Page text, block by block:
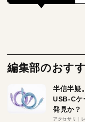
編集部のおす
半信半疑
USB-Cケ
発見か？
アクセサリ